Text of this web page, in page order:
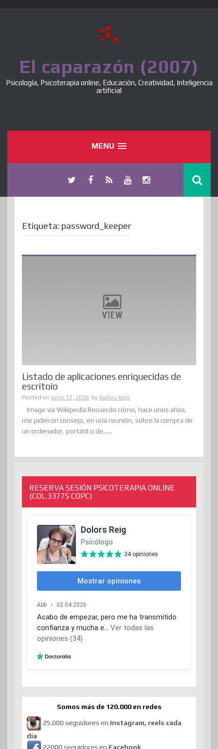
El caparazón (2007)
Psicología, Psicoterapia online, Educación, Creatividad, Inteligencia
artificial
MENU
Etiqueta: password_keeper
Listado de aplicaciones enriquecidas de
escritoio
Posted on junio 17, 2008 by Dolors Reig
Image via Wikipedia Recuerdo cómo, hace unos años,
me pidieron consejo, en una reunión, sobre la compra de
un ordenador, portátil o de......
RESERVA SESIÓN PSICOTERAPIA ONLINE
(COL.33775 COPC)
Somos más de 120.000 en redes
25.000 seguidores en Instagram, reels cada
día
22000 seguidores en Facebook